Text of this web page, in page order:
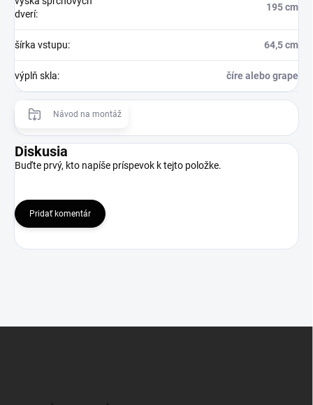
dverí:
195 cm
šírka vstupu: 64,5 cm
výplň skla: číre alebo grape
Návod na montáž
Diskusia
Buďte prvý, kto napíše príspevok k tejto položke.
Pridať komentár